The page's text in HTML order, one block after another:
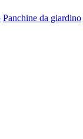
Panchine da giardino